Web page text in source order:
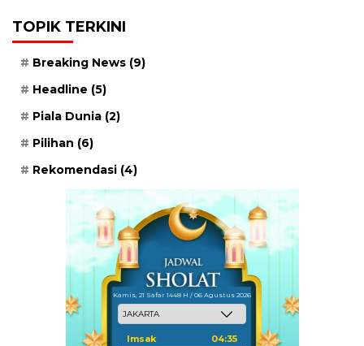
TOPIK TERKINI
Breaking News (9)
Headline (5)
Piala Dunia (2)
Pilihan (6)
Rekomendasi (4)
Kamis, 21 Safar 1448 H / 06 Agustus 2026
Imsak 04:35